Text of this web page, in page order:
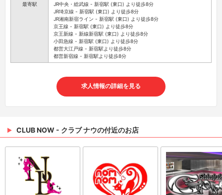
最寄駅
JR中央・総武線 - 新宿駅 (東口) より徒歩8分
JR埼京線 - 新宿駅 (東口) より徒歩8分
JR湘南新宿ライン - 新宿駅 (東口) より徒歩8分
京王線 - 新宿駅 (東口) より徒歩8分
京王新線 - 新線新宿駅 (東口) より徒歩8分
小田急線 - 新宿駅 (東口) より徒歩8分
都営大江戸線 - 新宿駅より徒歩8分
都営新宿線 - 新宿駅より徒歩8分
求人情報の詳細を見る
CLUB NOW - クラブ ナウの付近のお店